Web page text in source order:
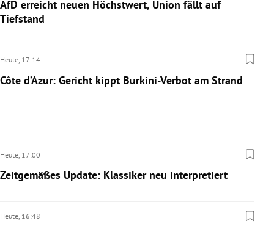
AfD erreicht neuen Höchstwert, Union fällt auf
Tiefstand
Heute, 17:14
Côte d’Azur: Gericht kippt Burkini-Verbot am Strand
Heute, 17:00
Zeitgemäßes Update: Klassiker neu interpretiert
Heute, 16:48